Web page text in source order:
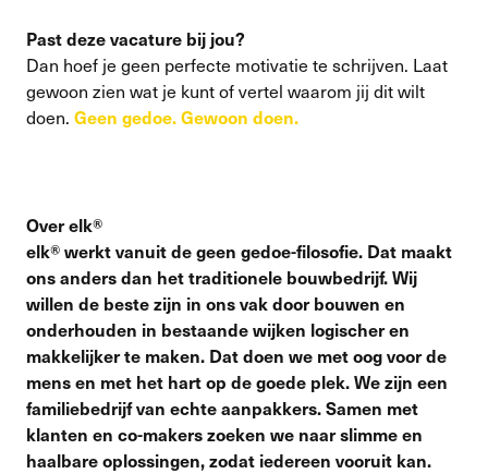
Past deze vacature bij jou?
Dan hoef je geen perfecte motivatie te schrijven. Laat
gewoon zien wat je kunt of vertel waarom jij dit wilt
doen. Geen gedoe. Gewoon doen.
Over elk®
elk® werkt vanuit de geen gedoe-filosofie. Dat maakt
ons anders dan het traditionele bouwbedrijf. Wij
willen de beste zijn in ons vak door bouwen en
onderhouden in bestaande wijken logischer en
makkelijker te maken. Dat doen we met oog voor de
mens en met het hart op de goede plek. We zijn een
familiebedrijf van echte aanpakkers. Samen met
klanten en co-makers zoeken we naar slimme en
haalbare oplossingen, zodat iedereen vooruit kan.